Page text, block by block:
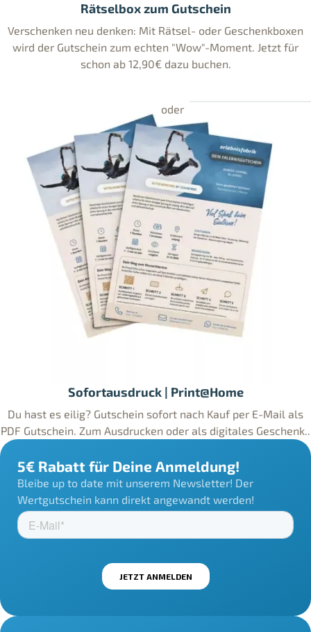
Rätselbox zum Gutschein
Verschenken neu denken: Mit Rätsel- oder Geschenkboxen
wird der Gutschein zum echten "Wow"-Moment. Jetzt für
schon ab 12,90€ dazu buchen.
Sofortausdruck | Print@Home
Du hast es eilig? Gutschein sofort nach Kauf per E-Mail als
PDF Gutschein. Zum Ausdrucken oder als digitales Geschenk..
5€ Rabatt für Deine Anmeldung!
Bleibe up to date mit unserem Newsletter! Der
Wertgutschein kann direkt angewandt werden!